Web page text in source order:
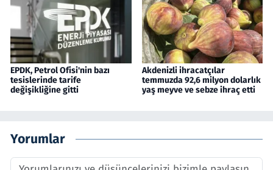
EPDK, Petrol Ofisi'nin bazı
tesislerinde tarife
değişikliğine gitti
Akdenizli ihracatçılar
temmuzda 92,6 milyon dolarlık
yaş meyve ve sebze ihraç etti
Yorumlar